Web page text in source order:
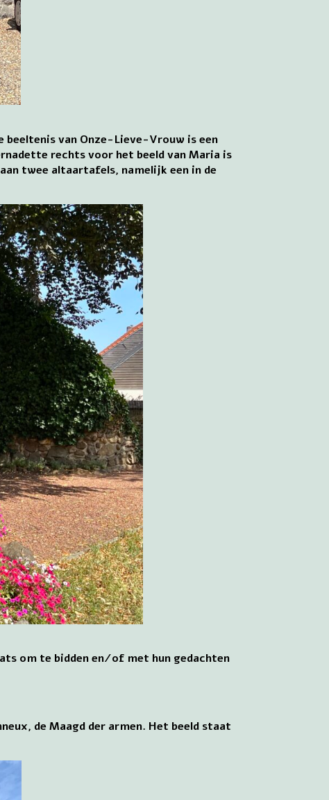
beeltenis van Onze-Lieve-Vrouw is een
rechts voor het beeld van Maria is
twee altaartafels, namelijk een in de
om te bidden en/of met hun gedachten
de Maagd der armen. Het beeld staat